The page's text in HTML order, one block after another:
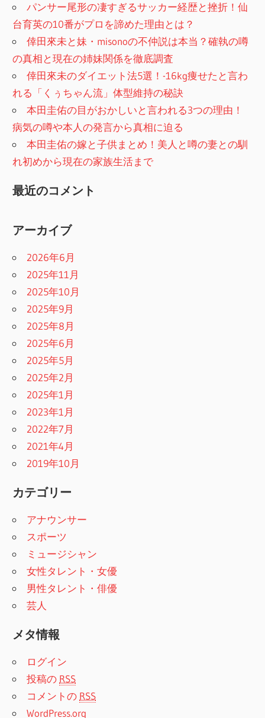
パンサー尾形の凄すぎるサッカー経歴と挫折！仙
台育英の10番がプロを諦めた理由とは？
倖田來未と妹・misonoの不仲説は本当？確執の噂
の真相と現在の姉妹関係を徹底調査
倖田來未のダイエット法5選！-16kg痩せたと言わ
れる「くぅちゃん流」体型維持の秘訣
本田圭佑の目がおかしいと言われる3つの理由！
病気の噂や本人の発言から真相に迫る
本田圭佑の嫁と子供まとめ！美人と噂の妻との馴
れ初めから現在の家族生活まで
最近のコメント
アーカイブ
2026年6月
2025年11月
2025年10月
2025年9月
2025年8月
2025年6月
2025年5月
2025年2月
2025年1月
2023年1月
2022年7月
2021年4月
2019年10月
カテゴリー
アナウンサー
スポーツ
ミュージシャン
女性タレント・女優
男性タレント・俳優
芸人
メタ情報
ログイン
投稿の RSS
コメントの RSS
WordPress.org